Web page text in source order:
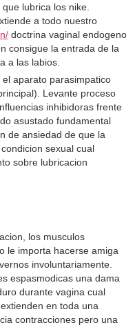
lubrica los nike.
a todo nuestro
doctrina vaginal endogeno
consigue la entrada de la
a las labios.
aparato parasimpatico
Levante proceso
inhibidoras frente
asustado fundamental
de ansiedad de que la
sexual cual
sobre lubricacion
los musculos
le importa hacerse amiga
involuntariamente.
espasmodicas una dama
durante vagina cual
en toda una
contracciones pero una